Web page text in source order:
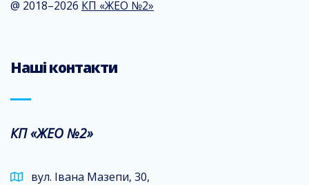
@ 2018–2026 КП «ЖЕО №2»
Наші контакти
КП «ЖЕО №2»
вул. Івана Мазепи, 30,